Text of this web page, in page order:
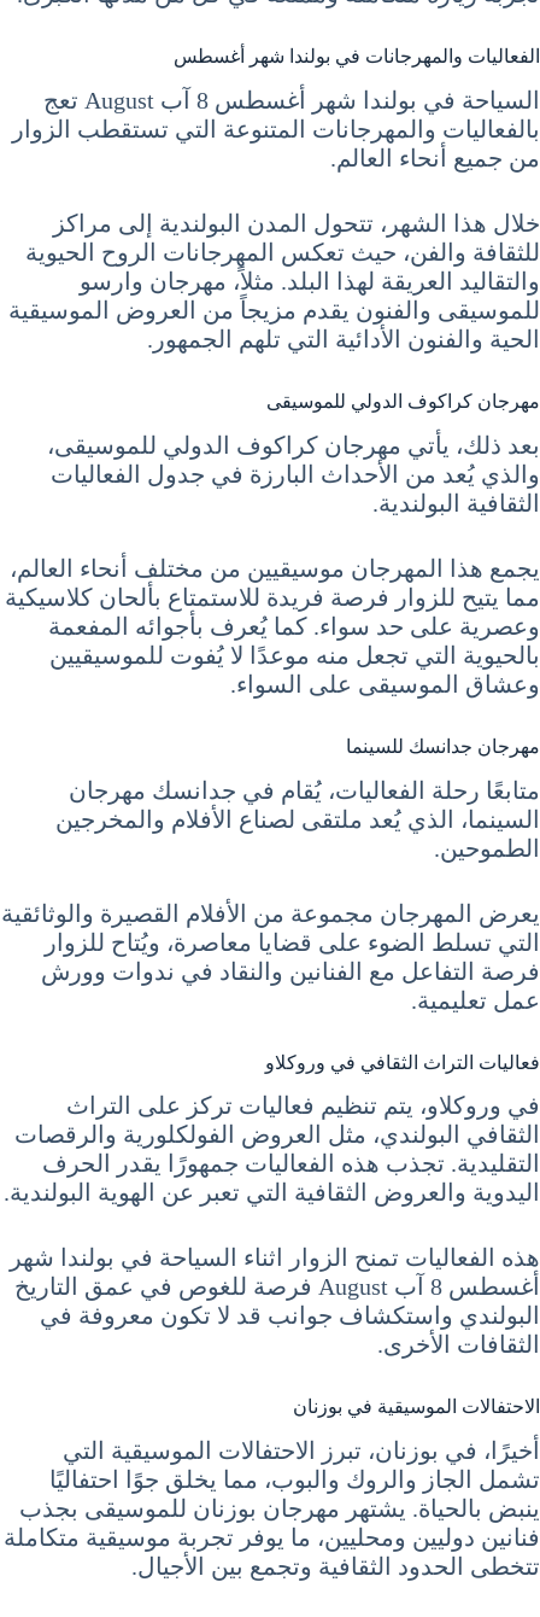
الفعاليات والمهرجانات في بولندا شهر أغسطس
السياحة في بولندا شهر أغسطس 8 آب August تعج
بالفعاليات والمهرجانات المتنوعة التي تستقطب الزوار
من جميع أنحاء العالم.
خلال هذا الشهر، تتحول المدن البولندية إلى مراكز
للثقافة والفن، حيث تعكس المهرجانات الروح الحيوية
والتقاليد العريقة لهذا البلد. مثلاً، مهرجان وارسو
للموسيقى والفنون يقدم مزيجاً من العروض الموسيقية
الحية والفنون الأدائية التي تلهم الجمهور.
مهرجان كراكوف الدولي للموسيقى
بعد ذلك، يأتي مهرجان كراكوف الدولي للموسيقى،
والذي يُعد من الأحداث البارزة في جدول الفعاليات
الثقافية البولندية.
يجمع هذا المهرجان موسيقيين من مختلف أنحاء العالم،
مما يتيح للزوار فرصة فريدة للاستمتاع بألحان كلاسيكية
وعصرية على حد سواء. كما يُعرف بأجوائه المفعمة
بالحيوية التي تجعل منه موعدًا لا يُفوت للموسيقيين
وعشاق الموسيقى على السواء.
مهرجان جدانسك للسينما
متابعًا رحلة الفعاليات، يُقام في جدانسك مهرجان
السينما، الذي يُعد ملتقى لصناع الأفلام والمخرجين
الطموحين.
يعرض المهرجان مجموعة من الأفلام القصيرة والوثائقية
التي تسلط الضوء على قضايا معاصرة، ويُتاح للزوار
فرصة التفاعل مع الفنانين والنقاد في ندوات وورش
عمل تعليمية.
فعاليات التراث الثقافي في وروكلاو
في وروكلاو، يتم تنظيم فعاليات تركز على التراث
الثقافي البولندي، مثل العروض الفولكلورية والرقصات
التقليدية. تجذب هذه الفعاليات جمهورًا يقدر الحرف
اليدوية والعروض الثقافية التي تعبر عن الهوية البولندية.
هذه الفعاليات تمنح الزوار اثناء السياحة في بولندا شهر
أغسطس 8 آب August فرصة للغوص في عمق التاريخ
البولندي واستكشاف جوانب قد لا تكون معروفة في
الثقافات الأخرى.
الاحتفالات الموسيقية في بوزنان
أخيرًا، في بوزنان، تبرز الاحتفالات الموسيقية التي
تشمل الجاز والروك والبوب، مما يخلق جوًا احتفاليًا
ينبض بالحياة. يشتهر مهرجان بوزنان للموسيقى بجذب
فنانين دوليين ومحليين، ما يوفر تجربة موسيقية متكاملة
تتخطى الحدود الثقافية وتجمع بين الأجيال.